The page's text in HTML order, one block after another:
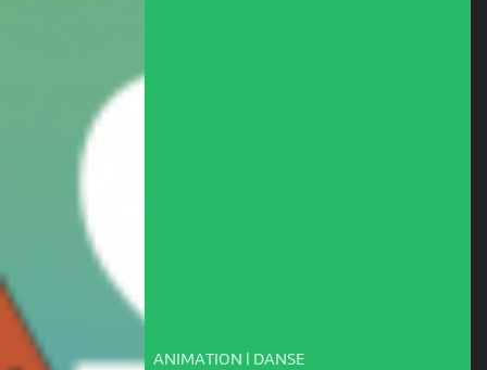
ANIMATION | DANSE